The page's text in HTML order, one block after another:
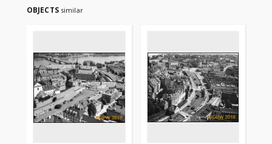
OBJECTS similar